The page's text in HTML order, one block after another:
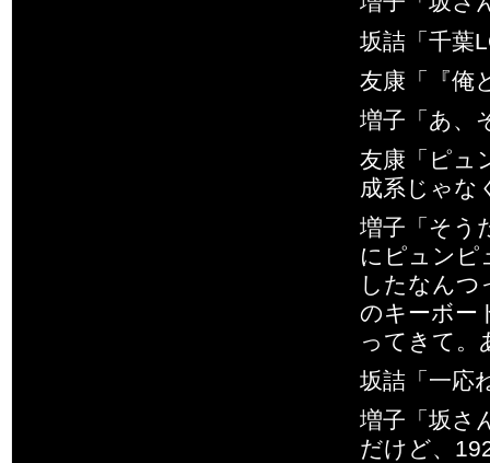
坂詰「千葉
友康「『俺
増子「あ、
友康「ピュ
成系じゃな
増子「そう
にピュンピ
したなんつ
のキーボー
ってきて
坂詰「一応
増子「坂さ
だけど、